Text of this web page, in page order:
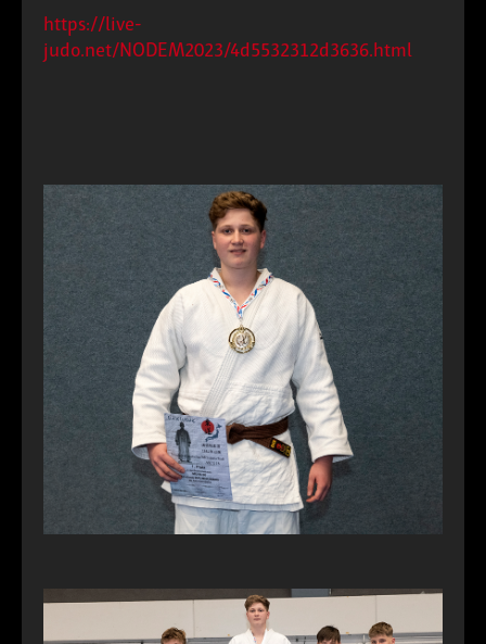
https://live-
judo.net/NODEM2023/4d5532312d3636.html